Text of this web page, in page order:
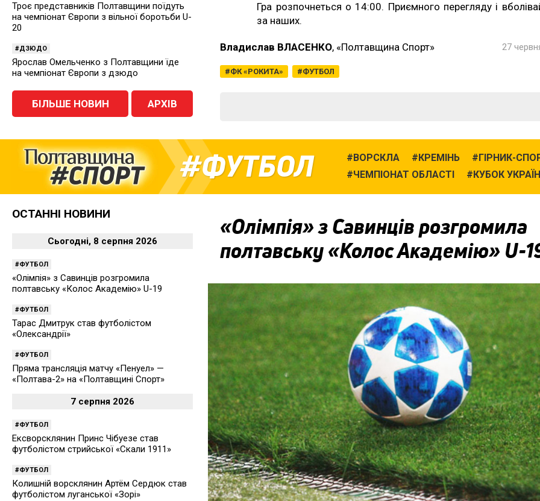
Гра розпочнеться о 14:00. Приємного перегляду і
за наших.
Владислав ВЛАСЕНКО, «Полтавщина Спорт»
ФК «РОКИТА» ФУТБОЛ
27
Троє представників Полтавщини поїдуть
на чемпіонат Європи з вільної боротьби U-
20
ДЗЮДО
Ярослав Омельченко з Полтавщини їде
на чемпіонат Європи з дзюдо
БІЛЬШЕ НОВИН АРХІВ
ФУТБОЛ ВОРСКЛА КРЕМІНЬ
ГІРНИК-
ЧЕМПІОНАТ ОБЛАСТІ
КУБОК
«Олімпія» з Савинців розгромила
полтавську «Колос Академію» U-
ОСТАННІ НОВИНИ
Сьогодні, 8 серпня 2026
ФУТБОЛ
«Олімпія» з Савинців розгромила
полтавську «Колос Академію» U-19
ФУТБОЛ
Тарас Дмитрук став футболістом
«Олександрії»
ФУТБОЛ
Пряма трансляція матчу «Пенуел» —
«Полтава-2» на «Полтавщині Спорт»
7 серпня 2026
ФУТБОЛ
Ексворсклянин Принс Чібуезе став
футболістом стрийської «Скали 1911»
ФУТБОЛ
Колишній ворсклянин Артём Сердюк став
футболістом луганської «Зорі»